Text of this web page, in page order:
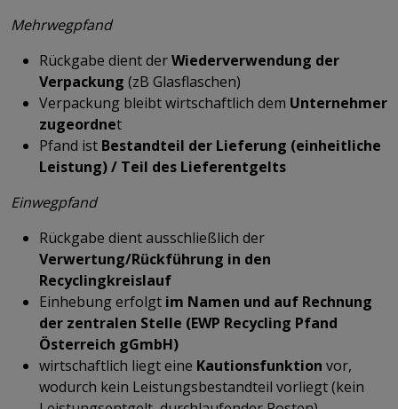
Mehrwegpfand
Rückgabe dient derWiederverwendung der
Verpackung (zB Glasflaschen)
Verpackung bleibt wirtschaftlich dem Unternehmer
zugeordnet
Pfand ist Bestandteil der Lieferung (einheitliche
Leistung) / Teil des Lieferentgelts
Einwegpfand
Rückgabe dient ausschließlich der
Verwertung/Rückführung in den
Recyclingkreislauf
Einhebung erfolgt im Namen und auf Rechnung
der zentralen Stelle (EWP Recycling Pfand
Österreich gGmbH)
wirtschaftlich liegt eine Kautionsfunktion vor,
wodurch kein Leistungsbestandteil vorliegt (kein